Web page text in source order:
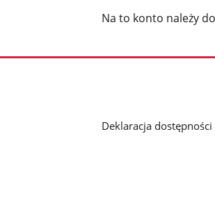
Na to konto należy
Deklaracja dostępności